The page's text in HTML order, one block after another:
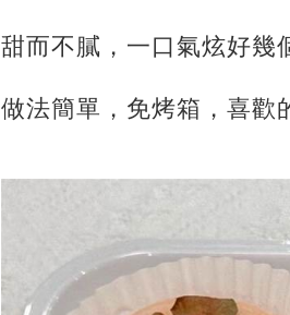
甜而不膩，一口氣炫好幾
做法簡單，免烤箱，喜歡